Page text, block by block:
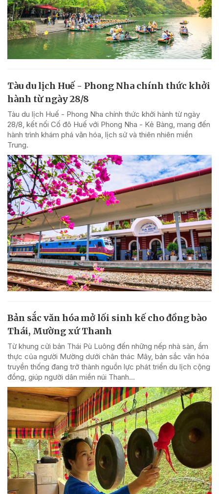
Tàu du lịch Huế - Phong Nha chính thức khởi
hành từ ngày 28/8
Tàu du lịch Huế - Phong Nha chính thức khởi hành từ ngày
28/8, kết nối Cố đô Huế với Phong Nha - Kẻ Bàng, mang đến
hành trình khám phá văn hóa, lịch sử và thiên nhiên miền
Trung.
Bản sắc văn hóa mở lối sinh kế cho đồng bào
Thái, Mường xứ Thanh
Từ khung cửi bản Thái Pù Luông đến những nếp nhà sàn, ẩm
thực của người Mường dưới chân thác Mây, bản sắc văn hóa
truyền thống đang trở thành nguồn lực phát triển du lịch cộng
đồng, giúp người dân miền núi Thanh...